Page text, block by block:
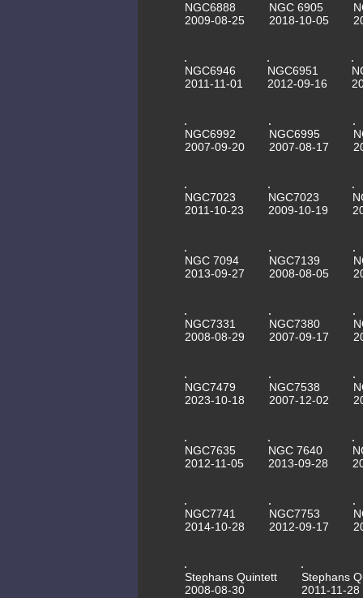
NGC6888
2009-08-25
NGC 6905
2018-10-05
NGC6946
2011-11-01
NGC6951
2012-09-16
NGC6992
2007-09-20
NGC6995
2007-08-17
NGC7023
2011-10-23
NGC7023
2009-10-19
NGC 7094
2013-09-27
NGC7139
2008-08-05
NGC7331
2008-08-29
NGC7380
2007-09-17
NGC7479
2023-10-18
NGC7538
2007-12-02
NGC7635
2012-11-05
NGC 7640
2013-09-28
NGC7741
2014-10-28
NGC7753
2012-09-17
Stephans Quintett
2008-08-30
Stephans
2011-11-28